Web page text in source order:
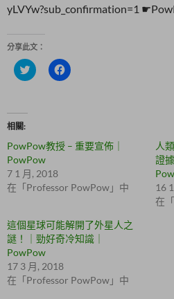
yLVYw?sub_confirmation=1
分享此文：
分
享
r
(
在
新
視
窗
啟
)
按
一
c
o
k
新
視
窗
中
相關
PowPow教授 – 重要宣佈｜
PowPow
7 1 月, 2018
在「Professor PowPow」中
人
證
16
在
這個星球可能解開了外星人之
謎！｜勁好奇冷知識｜
PowPow
17 3 月, 2018
在「Professor PowPow」中